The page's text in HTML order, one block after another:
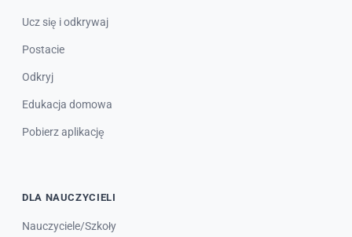
Ucz się i odkrywaj
Postacie
Odkryj
Edukacja domowa
Pobierz aplikację
DLA NAUCZYCIELI
Nauczyciele/Szkoły